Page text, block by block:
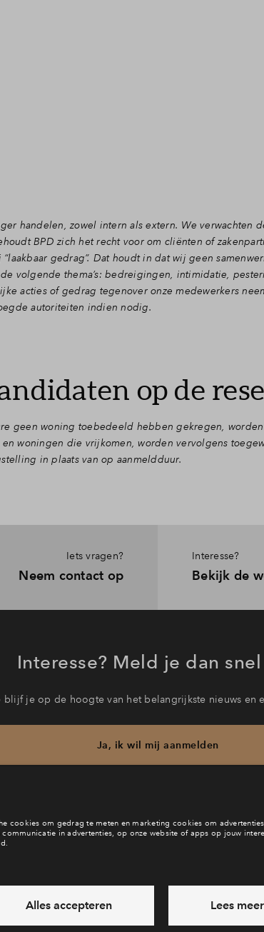
handelen, zowel intern als extern. We verwachten
BPD zich het recht voor om cliënten of
gedrag”. Dat houdt in dat wij geen
volgende thema’s: bedreigingen, intimidatie,
acties of gedrag tegenover onze medewerkers
autoriteiten indien nodig.
op de
geen woning toebedeeld hebben gekregen,
woningen die vrijkomen, worden vervolgens
in plaats van op aanmeldduur.
Iets vragen?
Neem contact op
Interesse?
Bekijk de
Interesse? Meld je dan snel
blijf je op de hoogte van het belangrijkste nieuws en
Ja, ik wil mij aanmelden
je een vraag en wil je direct antwoord? Bel ons op
6 dagen per week beschikbaar (behalve tijdens
via chat en telefoon